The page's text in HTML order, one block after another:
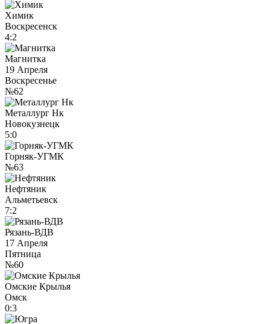
Химик
Воскресенск
4:2
Магнитка
19 Апреля
Воскресенье
№62
Металлург Нк
Новокузнецк
5:0
Горняк-УГМК
№63
Нефтяник
Альметьевск
7:2
Рязань-ВДВ
17 Апреля
Пятница
№60
Омские Крылья
Омск
0:3